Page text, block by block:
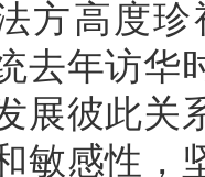
方高度
去年访华
展彼此关
敏感性，